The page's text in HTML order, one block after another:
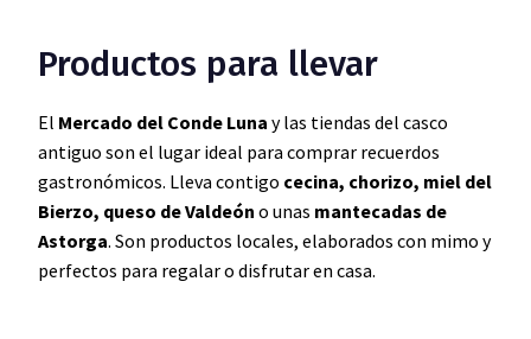
Productos para llevar
El Mercado del Conde Luna y las tiendas del casco
antiguo son el lugar ideal para comprar recuerdos
gastronómicos. Lleva contigo cecina, chorizo, miel del
Bierzo, queso de Valdeón o unas mantecadas de
Astorga. Son productos locales, elaborados con mimo y
perfectos para regalar o disfrutar en casa.